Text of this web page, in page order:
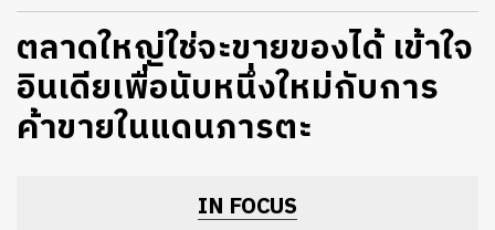
ตลาดใหญ่ใช่จะขายของได้ เข้าใจ
อินเดียเพื่อนับหนึ่งใหม่กับการ
ค้าขายในแดนภารตะ
IN FOCUS